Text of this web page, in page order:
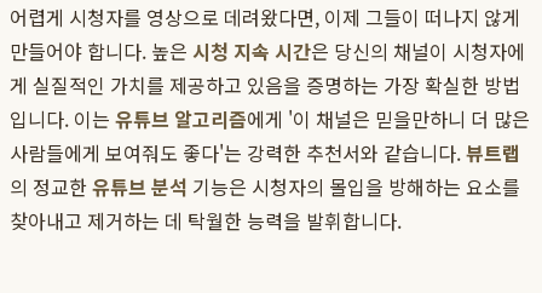
어렵게 시청자를 영상으로 데려왔다면, 이제 그들이 떠나지 않게
만들어야 합니다. 높은 시청 지속 시간은 당신의 채널이 시청자에
게 실질적인 가치를 제공하고 있음을 증명하는 가장 확실한 방법
입니다. 이는 유튜브 알고리즘에게 '이 채널은 믿을만하니 더 많은
사람들에게 보여줘도 좋다'는 강력한 추천서와 같습니다.뷰트랩
의 정교한유튜브 분석 기능은 시청자의 몰입을 방해하는 요소를
찾아내고 제거하는 데 탁월한 능력을 발휘합니다.